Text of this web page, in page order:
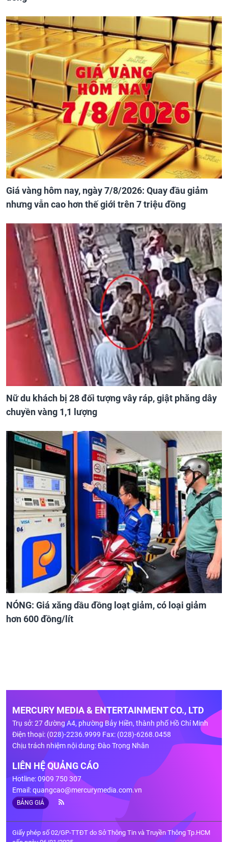
Giá vàng hôm nay, ngày 7/8/2026: Quay đầu giảm
nhưng vẫn cao hơn thế giới trên 7 triệu đồng
Nữ du khách bị 28 đối tượng vây ráp, giật phăng dây
chuyền vàng 1,1 lượng
NÓNG: Giá xăng dầu đồng loạt giảm, có loại giảm
hơn 600 đồng/lít
MERCURY MEDIA & ENTERTAINMENT CO., LTD
Trụ sở: 27 đường A4, phường Bảy Hiền, thành phố Hồ Chí Minh
Điện thoại: (028)-2236.9999 Fax: (028)-6268.0458
Chịu trách nhiệm nội dung: Đào Trọng Nhân
LIÊN HỆ QUẢNG CÁO
Hotline: 0909 750 307
Email:quangcao@mercurymedia.com.vn
BẢNG GIÁ
Giấy phép số 02/GP-TTĐT do Sở Thông Tin và Truyền Thông Tp.HCM